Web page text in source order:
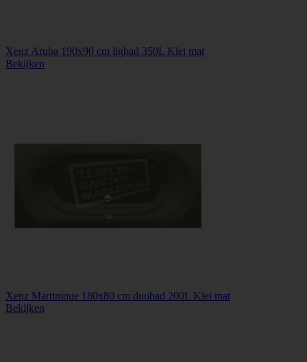
Xenz Aruba 190x90 cm ligbad 350L Klei mat
Bekijken
Xenz Martinique 180x80 cm duobad 200L Klei mat
Bekijken